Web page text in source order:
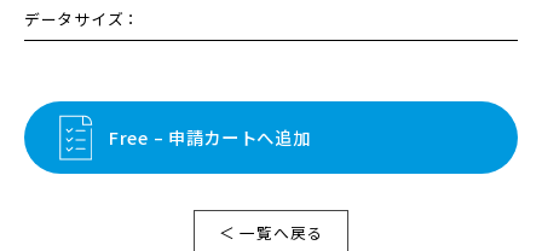
データサイズ：
Free – 申請カートへ追加
＜ 一覧へ戻る